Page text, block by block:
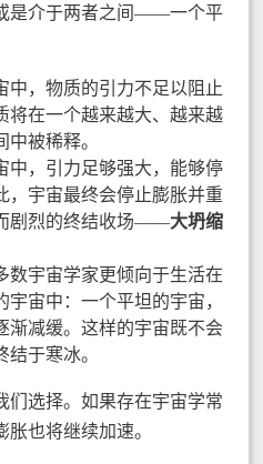
是介于两者之间——一个平
中，物质的引力不足以阻止
将在一个越来越大、越来越
被稀释。
中，引力足够强大，能够停
，宇宙最终会停止膨胀并重
剧烈的终结收场——大坍缩
数宇宙学家更倾向于生活在
宙中：一个平坦的宇宙，
渐减缓。这样的宇宙既不会
于寒冰。
们选择。如果存在宇宙学常
也将继续加速。